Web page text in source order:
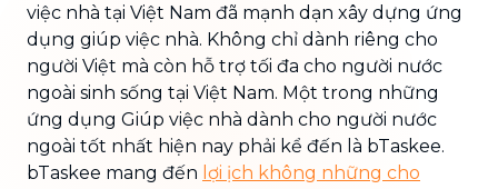
việc nhà tại Việt Nam đã mạnh dạn xây dựng ứng
dụng giúp việc nhà. Không chỉ dành riêng cho
người Việt mà còn hỗ trợ tối đa cho người nước
ngoài sinh sống tại Việt Nam. Một trong những
ứng dụng Giúp việc nhà dành cho người nước
ngoài tốt nhất hiện nay phải kể đến là bTaskee.
bTaskee mang đến lợi ịch không những cho